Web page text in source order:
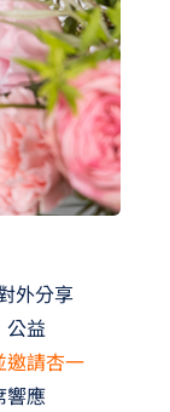
外分享
公益
邀請杏一
響應